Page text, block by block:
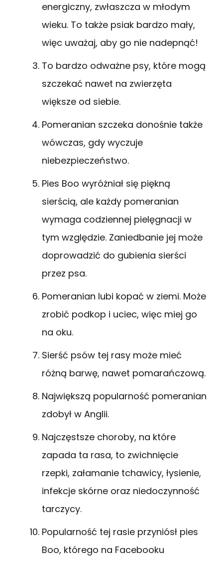
energiczny, zwłaszcza w młodym
wieku. To także psiak bardzo mały,
więc uważaj, aby go nie nadepnąć!
To bardzo odważne psy, które mogą
szczekać nawet na zwierzęta
większe od siebie.
Pomeranian szczeka donośnie także
wówczas, gdy wyczuje
niebezpieczeństwo.
Pies Boo wyróżniał się piękną
sierścią, ale każdy pomeranian
wymaga codziennej pielęgnacji w
tym względzie. Zaniedbanie jej może
doprowadzić do gubienia sierści
przez psa.
Pomeranian lubi kopać w ziemi. Może
zrobić podkop i uciec, więc miej go
na oku.
Sierść psów tej rasy może mieć
różną barwę, nawet pomarańczową.
Największą popularność pomeranian
zdobył w Anglii.
Najczęstsze choroby, na które
zapada ta rasa, to zwichnięcie
rzepki, załamanie tchawicy, łysienie,
infekcje skórne oraz niedoczynność
tarczycy.
Popularność tej rasie przyniósł pies
Boo, którego na Facebooku